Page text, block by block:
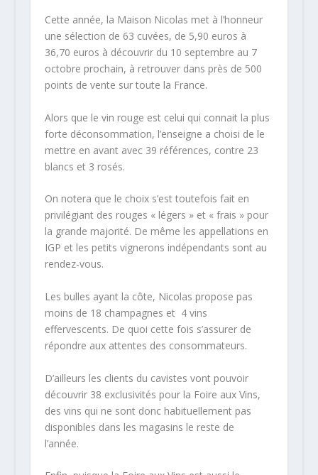
Cette année, la Maison Nicolas met à l’honneur
une sélection de 63 cuvées, de 5,90 euros à
36,70 euros à découvrir du 10 septembre au 7
octobre prochain, à retrouver dans près de 500
points de vente sur toute la France.
Alors que le vin rouge est celui qui connait la plus
forte déconsommation, l’enseigne a choisi de le
mettre en avant avec 39 références, contre 23
blancs et 3 rosés.
On notera que le choix s’est toutefois fait en
privilégiant des rouges « légers » et « frais » pour
la grande majorité. De même les appellations en
IGP et les petits vignerons indépendants sont au
rendez-vous.
Les bulles ayant la côte, Nicolas propose pas
moins de 18 champagnes et 4 vins
effervescents. De quoi cette fois s’assurer de
répondre aux attentes des consommateurs.
D’ailleurs les clients du cavistes vont pouvoir
découvrir 38 exclusivités pour la Foire aux Vins,
des vins qui ne sont donc habituellement pas
disponibles dans les magasins le reste de
l’année.